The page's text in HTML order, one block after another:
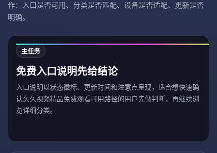
作：入口是否可用、分类是否匹配、设备是否适配、更新是否
明确。
主任务
免费入口说明先给结论
入口说明以状态徽标、更新时间和注意点呈现，适合想快速确
认久久视频精品免费观看可用路径的用户先做判断，再继续浏
览详细分类。